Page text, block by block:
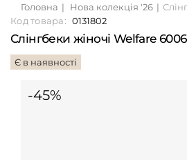
Головна Нова колекція '26
Код товара: 0131802
Слінгбеки жіночі Welfare
Є в наявності
-45%